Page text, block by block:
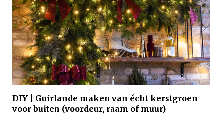
DIY | Guirlande maken van écht kerstgroen
voor buiten (voordeur, raam of muur)